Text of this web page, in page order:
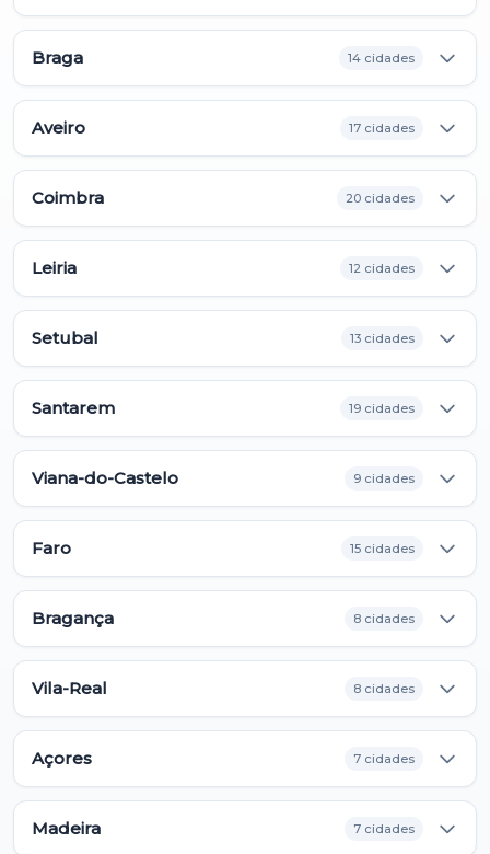
Braga 14 cidades
Aveiro 17 cidades
Coimbra 20 cidades
Leiria 12 cidades
Setubal 13 cidades
Santarem 19 cidades
Viana-do-Castelo 9 cidades
Faro 15 cidades
Bragança 8 cidades
Vila-Real 8 cidades
Açores 7 cidades
Madeira 7 cidades